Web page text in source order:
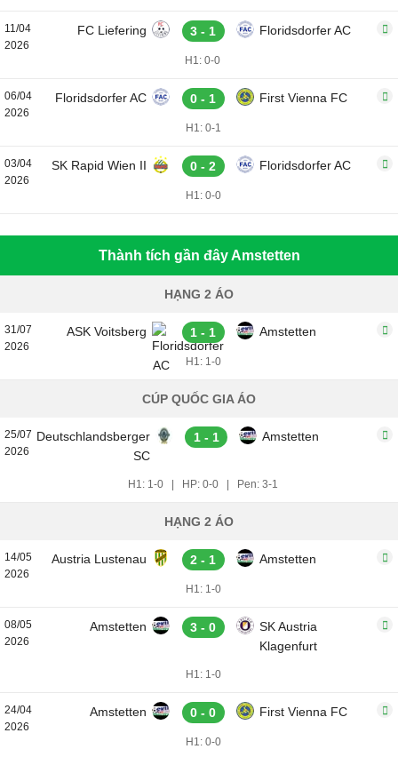
11/04
2026
FC Liefering 3 - 1 Floridsdorfer AC
H1: 0-0
06/04
2026
Floridsdorfer AC 0 - 1 First Vienna FC
H1: 0-1
03/04
2026
SK Rapid Wien II 0 - 2 Floridsdorfer AC
H1: 0-0
Thành tích gần đây Amstetten
HẠNG 2 ÁO
31/07
2026
ASK Voitsberg 1 - 1 Amstetten
H1: 1-0
CÚP QUỐC GIA ÁO
25/07
2026
Deutschlandsberger
SC
1 - 1 Amstetten
H1: 1-0 HP: 0-0 Pen: 3-1
HẠNG 2 ÁO
14/05
2026
Austria Lustenau 2 - 1 Amstetten
H1: 1-0
08/05
2026
Amstetten 3 - 0
SK Austria
Klagenfurt
H1: 1-0
24/04
2026
Amstetten 0 - 0 First Vienna FC
H1: 0-0